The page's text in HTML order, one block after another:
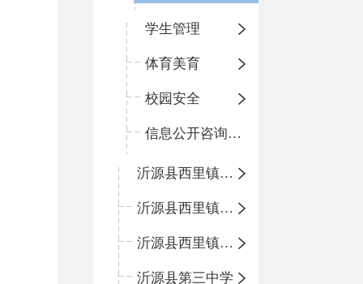
学生管理
体育美育
校园安全
信息公开咨询指南
沂源县西里镇柳枝峪回民小学
沂源县西里镇金星完全小学
沂源县西里镇团圆小学
沂源县第三中学